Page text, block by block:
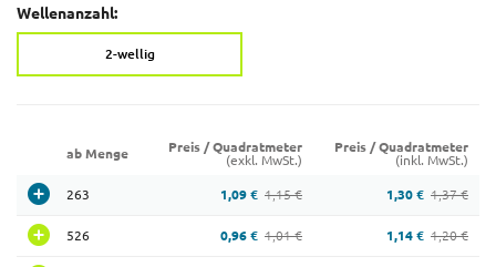
Wellenanzahl:
2-wellig
ab Menge
Preis / Quadratmeter
(exkl. MwSt.)
Preis / Quadratmeter
(inkl. MwSt.)
263 1,09 € 1,15 € 1,30 € 1,37 €
526 0,96 € 1,01 € 1,14 € 1,20 €